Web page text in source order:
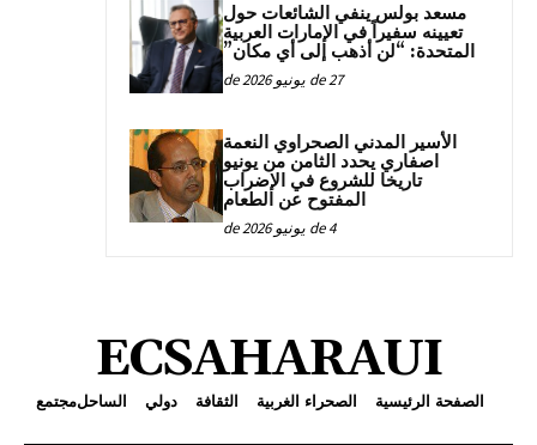
مسعد بولس ينفي الشائعات حول
تعيينه سفيراً في الإمارات العربية
المتحدة: “لن أذهب إلى أي مكان”
27 de يونيو de 2026
الأسير المدني الصحراوي النعمة
اصفاري يحدد الثامن من يونيو
تاريخا للشروع في الإضراب
المفتوح عن الطعام
4 de يونيو de 2026
ECSAHARAUI
الصفحة الرئيسية الصحراء الغربية الثقافة دولي الساحلمجتمع